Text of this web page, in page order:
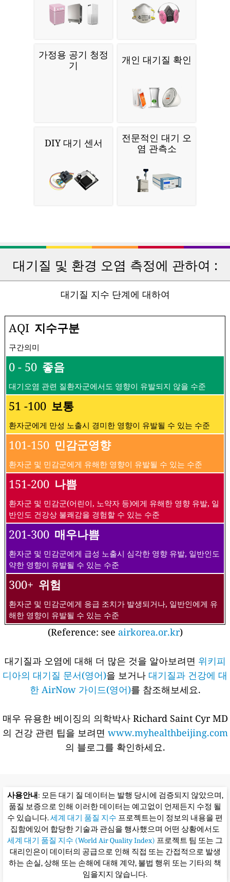
가정용 공기 청정
기
개인 대기질 확인
DIY 대기 센서
전문적인 대기 오
염 관측소
대기질 및 환경 오염 측정에 관하여 :
대기질 지수 단계에 대하여
AQI 지수구분
구간의미
0 - 50 좋음
대기오염 관련 질환자군에서도 영향이 유발되지 않을 수준
51 -100 보통
환자군에게 만성 노출시 경미한 영향이 유발될 수 있는 수준
101-150 민감군영향
환자군 및 민감군에게 유해한 영향이 유발될 수 있는 수준
151-200 나쁨
환자군 및 민감군(어린이, 노약자 등)에게 유해한 영향 유발, 일
반인도 건강상 불쾌감을 경험할 수 있는 수준
201-300 매우나쁨
환자군 및 민감군에게 급성 노출시 심각한 영향 유발, 일반인도
약한 영향이 유발될 수 있는 수준
300+ 위험
환자군 및 민감군에게 응급 조치가 발생되거나, 일반인에게 유
해한 영향이 유발될 수 있는 수준
(Reference: see airkorea.or.kr)
대기질과 오염에 대해 더 많은 것을 알아보려면 위키피
디아의 대기질 문서(영어)을 보거나 대기질과 건강에 대
한 AirNow 가이드(영어)를 참조해보세요.
매우 유용한 베이징의 의학박사 Richard Saint Cyr MD
의 건강 관련 팁을 보려면 www.myhealthbeijing.com
의 블로그를 확인하세요.
사용안내: 모든 대기 질 데이터는 발행 당시에 검증되지 않았으며,
품질 보증으로 인해 이러한 데이터는 예고없이 언제든지 수정 될
수 있습니다.세계 대기 품질 지수 프로젝트는이 정보의 내용을 편
집함에있어 합당한 기술과 관심을 행사했으며 어떤 상황에서도
세계 대기 품질 지수 (World Air Quality Index) 프로젝트 팀 또는 그
대리인은이 데이터의 공급으로 인해 직접 또는 간접적으로 발생
하는 손실, 상해 또는 손해에 대해 계약, 불법 행위 또는 기타의 책
임을지지 않습니다.